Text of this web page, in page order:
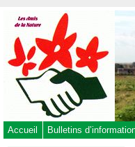
au
contenu
-
Aller
au
menu
-
Accueil Bulletins